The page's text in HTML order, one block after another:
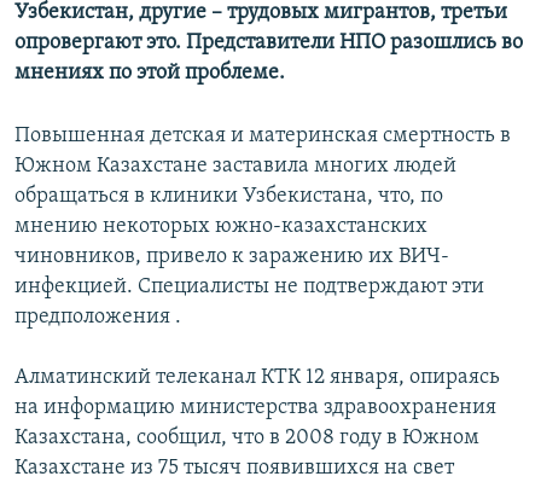
Узбекистан, другие – трудовых мигрантов, третьи
опровергают это. Представители НПО разошлись во
мнениях по этой проблеме.
Повышенная детская и материнская смертность в
Южном Казахстане заставила многих людей
обращаться в клиники Узбекистана, что, по
мнению некоторых южно-казахстанских
чиновников, привело к заражению их ВИЧ-
инфекцией. Специалисты не подтверждают эти
предположения .
Алматинский телеканал КТК 12 января, опираясь
на информацию министерства здравоохранения
Казахстана, сообщил, что в 2008 году в Южном
Казахстане из 75 тысяч появившихся на свет